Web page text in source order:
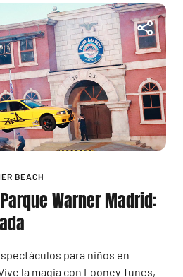
BEACH
Warner Madrid:
para niños en
la magia con Looney Tunes,